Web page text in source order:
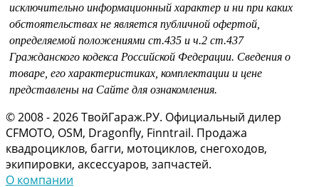
исключительно информационный характер и ни при каких
обстоятельствах не является публичной офертой,
определяемой положениями ст.435 и ч.2 ст.437
Гражданского кодекса Российской Федерации. Сведения о
товаре, его характеристиках, комплектации и цене
представлены на Сайте для ознакомления.
© 2008 - 2026 ТвойГараж.РУ. Официальный дилер
CFMOTO, OSM, Dragonfly, Finntrail. Продажа
квадроциклов, багги, мотоциклов, снегоходов,
экипировки, аксессуаров, запчастей.
О компании